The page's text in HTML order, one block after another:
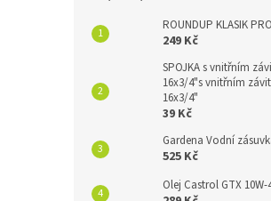
ROUNDUP KLASIK
249 Kč
SPOJKA s vnitřním
16x3/4"s vnitřním
16x3/4"
39 Kč
Gardena Vodní
525 Kč
Olej Castrol GTX 10W-